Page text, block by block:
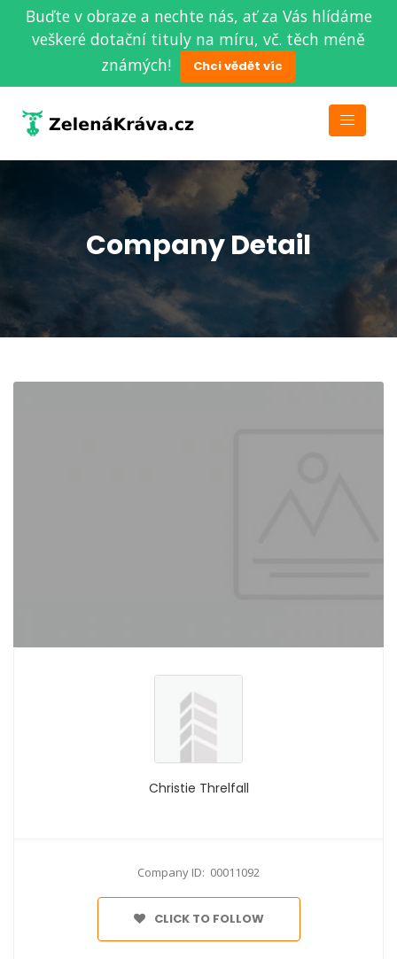
Buďte v obraze a nechte nás, ať za Vás hlídáme
veškeré dotační tituly na míru, vč. těch méně
známých!
Chci vědět víc
Company Detail
Christie Threlfall
Company ID: 00011092
CLICK TO FOLLOW